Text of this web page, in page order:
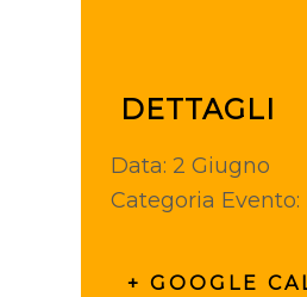
DETTAGLI
Data: 2 Giugno
Categoria Evento:
+ GOOGLE